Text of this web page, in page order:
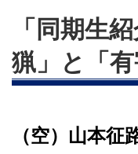
「同期生
猟」と「
（空）山本